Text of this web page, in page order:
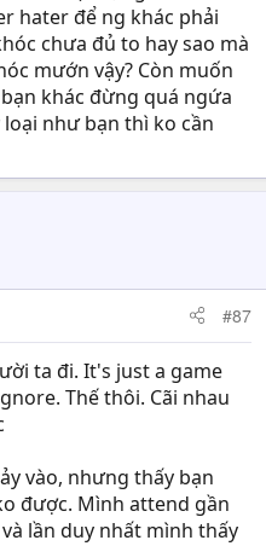
hater để ng khác phải
chưa đủ to hay sao mà
mướn vậy? Còn muốn
khác đừng quá ngứa
như bạn thì ko cần
#87
ta đi. It's just a game
Thế thôi. Cãi nhau
vào, nhưng thấy bạn
được. Mình attend gần
lần duy nhất mình thấy